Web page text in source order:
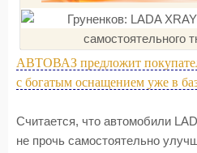
АВТОВАЗ предложит
с богатым оснащением уже в
Считается, что автомобили
не прочь самостоятельно